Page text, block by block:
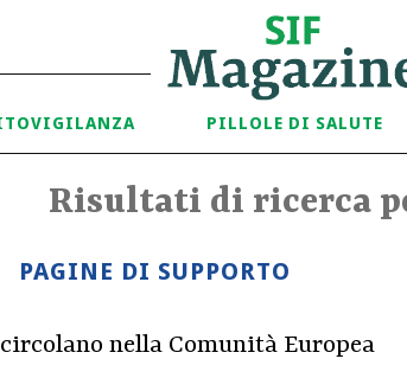
PILLOLE DI SALUTE
Risultati di ricerca
PAGINE DI SUPPORTO
nella Comunità Europea